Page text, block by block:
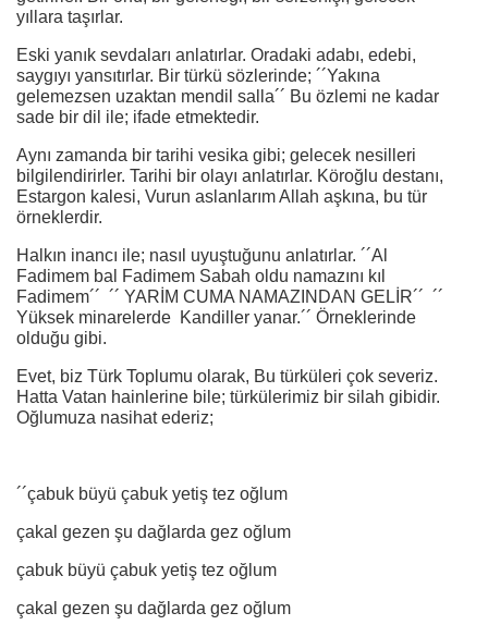
yıllara taşırlar.
Eski yanık sevdaları anlatırlar. Oradaki adabı, edebi,
saygıyı yansıtırlar. Bir türkü sözlerinde; ´´Yakına
gelemezsen uzaktan mendil salla´´ Bu özlemi ne kadar
sade bir dil ile; ifade etmektedir.
Aynı zamanda bir tarihi vesika gibi; gelecek nesilleri
bilgilendirirler. Tarihi bir olayı anlatırlar. Köroğlu destanı,
Estargon kalesi, Vurun aslanlarım Allah aşkına, bu tür
örneklerdir.
Halkın inancı ile; nasıl uyuştuğunu anlatırlar. ´´Al
Fadimem bal Fadimem Sabah oldu namazını kıl
Fadimem´´ ´´ YARİM CUMA NAMAZINDAN GELİR´´ ´´
Yüksek minarelerde Kandiller yanar.´´ Örneklerinde
olduğu gibi.
Evet, biz Türk Toplumu olarak, Bu türküleri çok severiz.
Hatta Vatan hainlerine bile; türkülerimiz bir silah gibidir.
Oğlumuza nasihat ederiz;
´´çabuk büyü çabuk yetiş tez oğlum
çakal gezen şu dağlarda gez oğlum
çabuk büyü çabuk yetiş tez oğlum
çakal gezen şu dağlarda gez oğlum